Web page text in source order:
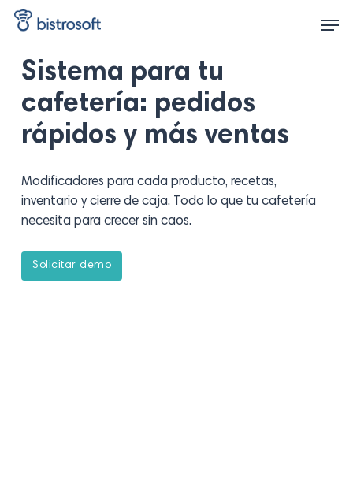
Skip
contentSistema para tu
cafetería: pedidos
rápidos y más ventas
Modificadores para cada producto, recetas,
inventario y cierre de caja. Todo lo que tu cafetería
necesita para crecer sin caos.
Solicitar d emo